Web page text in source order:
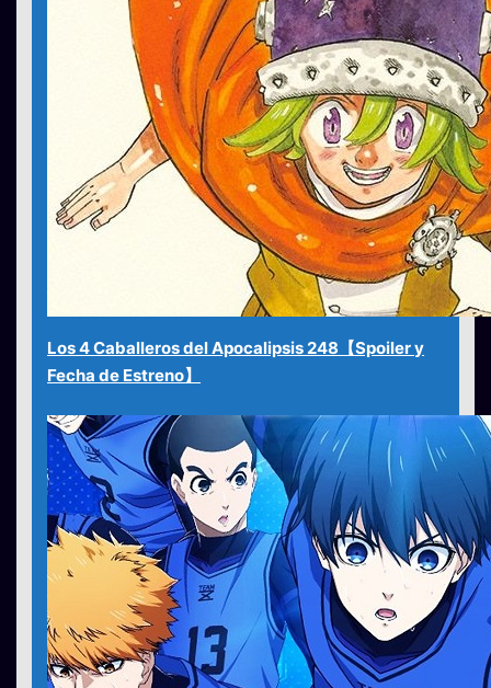
Los 4 Caballeros del Apocalipsis 248【Spoiler y
Fecha de Estreno】